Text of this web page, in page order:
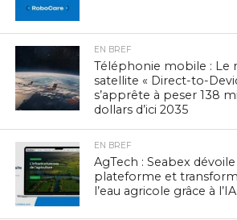
EN BREF
Téléphonie mobile : Le
satellite « Direct-to-
s’apprête à peser 138
dollars d’ici 2035
EN BREF
AgTech : Seabex
plateforme et
l’eau agricole grâce à l’IA